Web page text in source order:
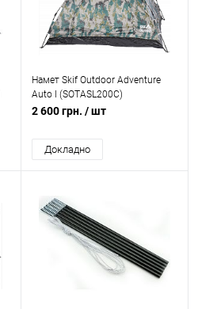
Намет Skif Outdoor Adventure
Auto I (SOTASL200C)
2 600 грн. / шт
Докладно